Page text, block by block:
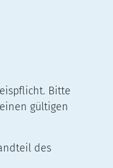
Bitte
gültigen
des